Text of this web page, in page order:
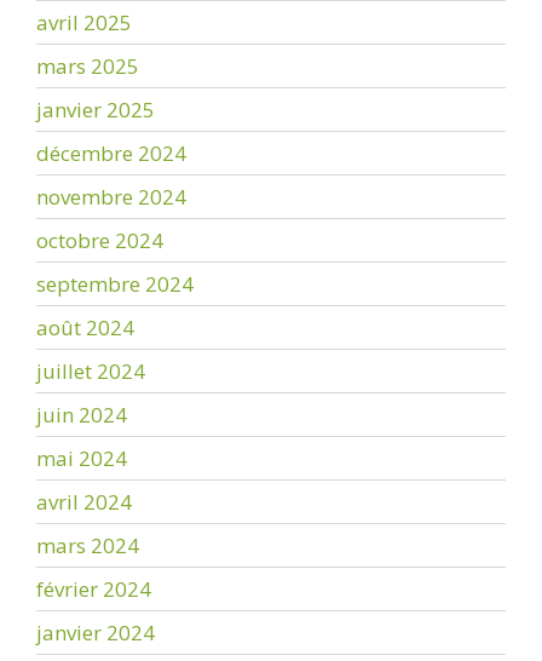
avril 2025
mars 2025
janvier 2025
décembre 2024
novembre 2024
octobre 2024
septembre 2024
août 2024
juillet 2024
juin 2024
mai 2024
avril 2024
mars 2024
février 2024
janvier 2024